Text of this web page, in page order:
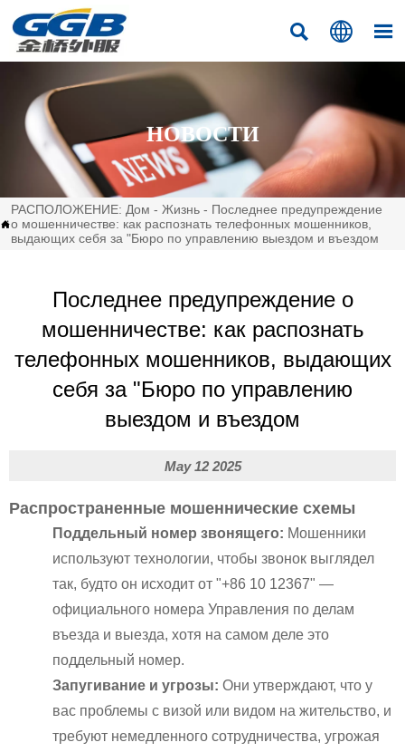
  
НОВОСТИ

РАСПОЛОЖЕНИЕ: Дом - Жизнь - Последнее предупреждение
о мошенничестве: как распознать телефонных мошенников,
выдающих себя за "Бюро по управлению выездом и въездом
Последнее предупреждение о
мошенничестве: как распознать
телефонных мошенников, выдающих
себя за "Бюро по управлению
выездом и въездом
May 12 2025
Распространенные мошеннические схемы
Поддельный номер звонящего: Мошенники
используют технологии, чтобы звонок выглядел
так, будто он исходит от "+86 10 12367" —
официального номера Управления по делам
въезда и выезда, хотя на самом деле это
поддельный номер.
Запугивание и угрозы: Они утверждают, что у
вас проблемы с визой или видом на жительство, и
требуют немедленного сотрудничества, угрожая